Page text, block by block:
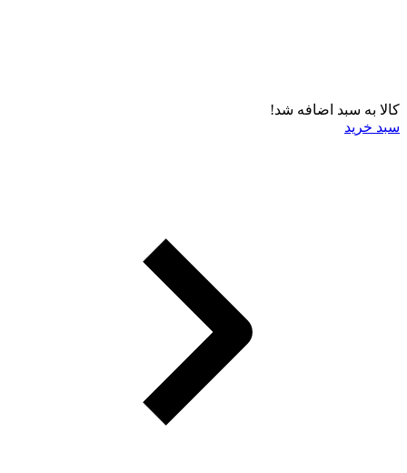
کالا به سبد اضافه شد!
سبد خرید